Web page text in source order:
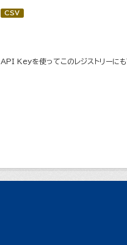
CSV
API Keyを使ってこのレジストリーに